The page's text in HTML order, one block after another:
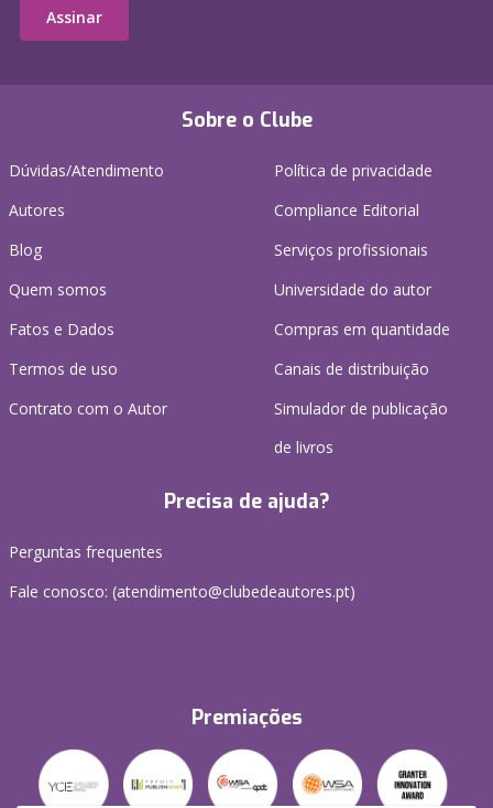
Sobre o Clube
Dúvidas/Atendimento
Autores
Blog
Quem somos
Fatos e Dados
Termos de uso
Contrato com o Autor
Política de privacidade
Compliance Editorial
Serviços profissionais
Universidade do autor
Compras em quantidade
Canais de distribuição
Simulador de publicação
de livros
Precisa de ajuda?
Perguntas frequentes
Fale conosco: (atendimento@clubedeautores.pt)
Premiações
Assinar